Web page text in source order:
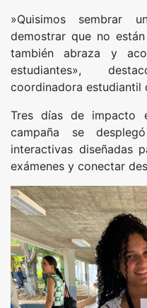
​»Quisimos sembrar
demostrar que no
también abraza y
estudiantes»,
coordinadora estudiantil
​Tres días de impacto
campaña se
interactivas diseñadas
exámenes y conectar